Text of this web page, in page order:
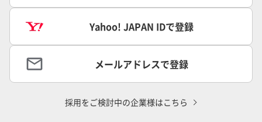
Yahoo! JAPAN IDで登録
メールアドレスで登録
採用をご検討中の企業様はこちら